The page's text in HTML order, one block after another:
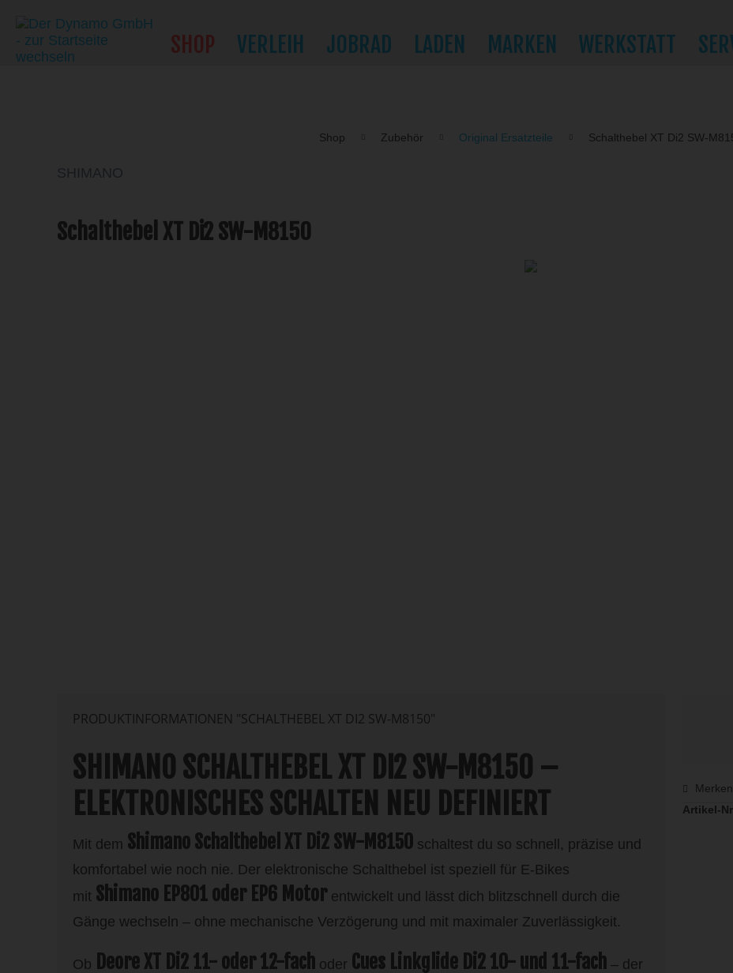
SHOP VERLEIH JOBRAD LADEN MARKEN WERKSTATT
Shop Zubehör Original Ersatzteile Schalthebel XT Di2 SW-
SHIMANO
Schalthebel XT Di2 SW-M8150
Merken
Artikel-
PRODUKTINFORMATIONEN "SCHALTHEBEL XT DI2 SW-M8150"
SHIMANO SCHALTHEBEL XT DI2 SW-M8150 –
ELEKTRONISCHES SCHALTEN NEU DEFINIERT
Mit dem Shimano Schalthebel XT Di2 SW-M8150 schaltest du so schnell, präzise und
komfortabel wie noch nie. Der elektronische Schalthebel ist speziell für E-Bikes
mit Shimano EP801 oder EP6 Motorentwickelt und lässt dich blitzschnell durch die
Gänge wechseln – ohne mechanische Verzögerung und mit maximaler Zuverlässigkeit.
Ob Deore XT Di2 11- oder 12-fach oder Cues Linkglide Di2 10- und 11-fach – der